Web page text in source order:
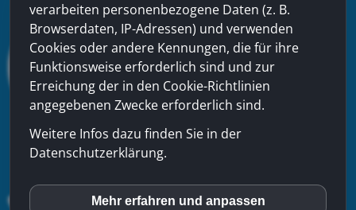
verarbeiten personenbezogene Daten (z. B.
Browserdaten, IP-Adressen) und verwenden
Cookies oder andere Kennungen, die für ihre
Funktionsweise erforderlich sind und zur
Erreichung der in den Cookie-Richtlinien
angegebenen Zwecke erforderlich sind.
Weitere Infos dazu finden Sie in der
Datenschutzerklärung.
inCMS
Mehr erfahren und anpassen